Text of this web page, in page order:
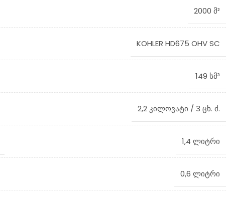
2000 მ²
KOHLER HD675 OHV SC
149 სმ³
2,2 კილოვატი / 3 ცხ. ძ.
1,4 ლიტრი
0,6 ლიტრი